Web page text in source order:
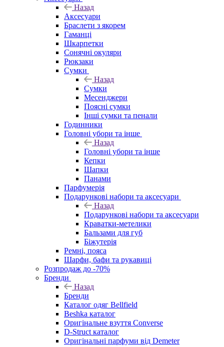
Назад
Аксесуари
Браслети з якорем
Гаманці
Шкарпетки
Сонячні окуляри
Рюкзаки
Сумки
Назад
Сумки
Месенджери
Поясні сумки
Інші сумки та пенали
Годинники
Головні убори та інше
Назад
Головні убори та інше
Кепки
Шапки
Панами
Парфумерія
Подарункові набори та аксесуари
Назад
Подарункові набори та аксесуари
Краватки-метелики
Бальзами для губ
Біжутерія
Ремні, пояса
Шарфи, бафи та рукавиці
Розпродаж до -70%
Бренди
Назад
Бренди
Каталог одяг Bellfield
Beshka каталог
Оригінальне взуття Converse
D-Struct каталог
Оригінальні парфуми від Demeter